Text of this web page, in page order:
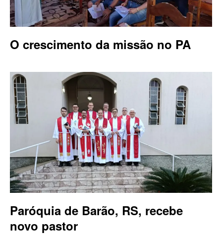
O crescimento da missão no PA
Paróquia de Barão, RS, recebe
novo pastor